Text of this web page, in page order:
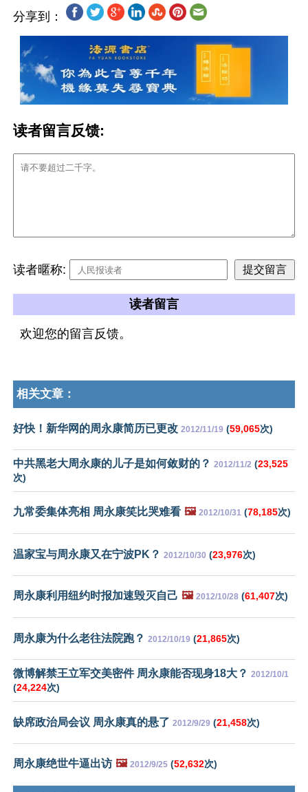
分享到：
读者留言反馈:
读者暱称:
读者留言
欢迎您的留言反馈。
相关文章：
好快！新华网的周永康简历已更改 2012/11/19 (59,065次)
中共黑老大周永康的儿子是如何敛财的？ 2012/11/2 (23,525
次)
九常委集体亮相 周永康笑比哭难看 🖼️ 2012/10/31 (78,185次)
温家宝与周永康又在宁波PK？ 2012/10/30 (23,976次)
周永康利用纽约时报加速毁灭自己 🖼️ 2012/10/28 (61,407次)
周永康为什么老往法院跑？ 2012/10/19 (21,865次)
微博解禁王立军交美密件 周永康能否现身18大？ 2012/10/1
(24,224次)
缺席政治局会议 周永康真的悬了 2012/9/29 (21,458次)
周永康绝世牛逼出访 🖼️ 2012/9/25 (52,632次)